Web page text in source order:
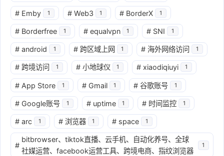
# Emby 1 # Web3 1 # BorderX 1
# Borderfree 1 # equalvpn 1 # SNI 1
# android 1 # 跨区域上网 1 # 海外网络访问 1
# 跨境访问 1 # 小地球仪 1 # xiaodiqiuyi 1
# App Store 1 # Gmail 1 # 谷歌账号 1
# Google账号 1 # uptime 1 # 时间监控 1
# arc 1 # 浏览器 1 # space 1
#
bitbrowser、tiktok直播、云手机、自动化养号、全球
社媒运营、facebook运营工具、跨境电商、指纹浏览器
1